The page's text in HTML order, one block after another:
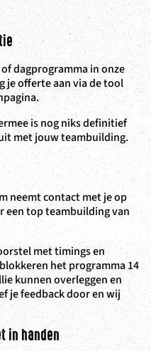
dagprogramma in onze
je offerte aan via de tool
is nog niks definitief
met jouw teambuilding.
neemt contact met je op
een top teambuilding van
met timings en
het programma 14
kunnen overleggen en
je feedback door en wij
in handen